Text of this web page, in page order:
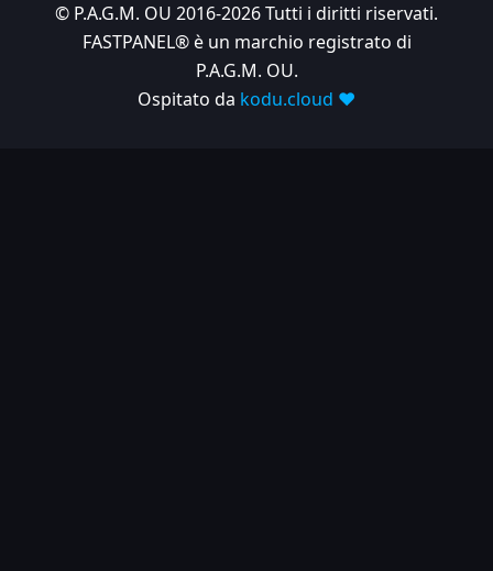
© P.A.G.M. OU 2016-2026 Tutti i diritti riservati.
FASTPANEL® è un marchio registrato di
P.A.G.M. OU.
Ospitato da kodu.cloud ❤️